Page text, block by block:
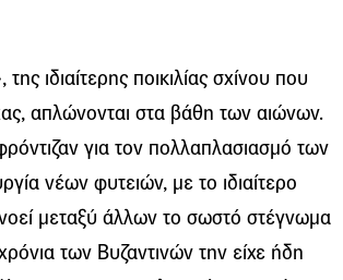
ιδιαίτερης ποικιλίας σχίνου που
απλώνονται στα βάθη των αιώνων.
για τον πολλαπλασιασμό των
νέων φυτειών, με το ιδιαίτερο
μεταξύ άλλων το σωστό στέγνωμα
των Βυζαντινών την είχε ήδη